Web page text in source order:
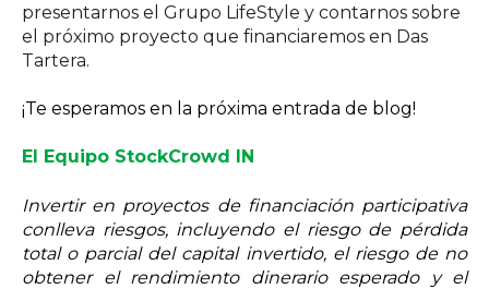
presentarnos el Grupo LifeStyle y contarnos sobre
el próximo proyecto que financiaremos en Das
Tartera.
¡Te esperamos en la próxima entrada de blog!
El Equipo StockCrowd IN
Invertir en proyectos de financiación participativa
conlleva riesgos, incluyendo el riesgo de pérdida
total o parcial del capital invertido, el riesgo de no
obtener el rendimiento dinerario esperado y el